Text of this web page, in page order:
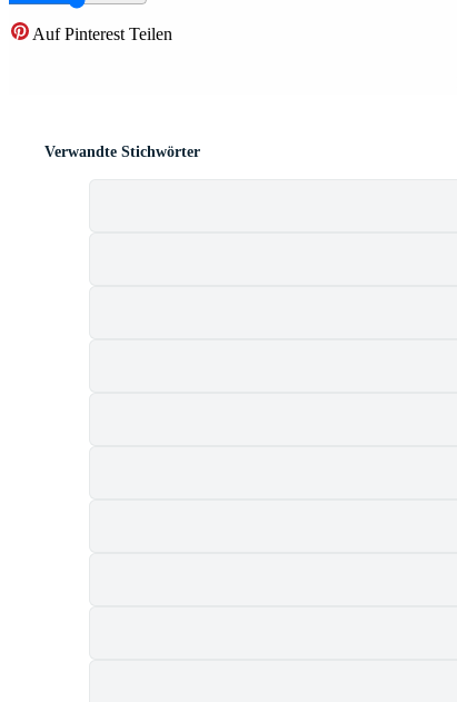
Auf Pinterest Teilen
Verwandte Stichwörter